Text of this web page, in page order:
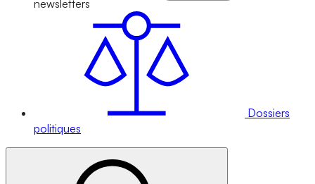
newsletters
Dossiers
politiques